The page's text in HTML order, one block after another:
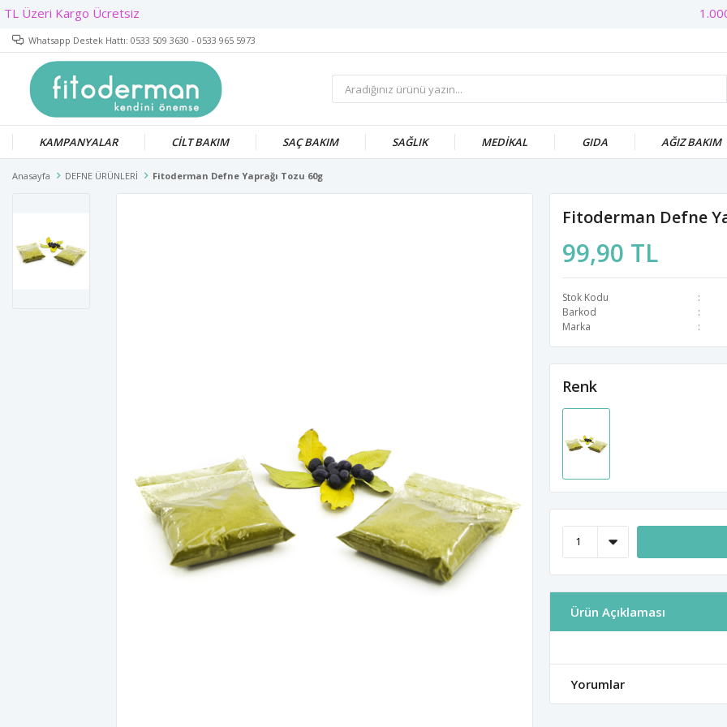
Whatsapp Destek Hattı: 0533 509 3630 - 0533 965 5973
KAMPANYALAR CİLT BAKIM SAÇ BAKIM SAĞLIK MEDİKAL GIDA AĞIZ BAKIM
Anasayfa DEFNE ÜRÜNLERİ Fitoderman Defne Yaprağı Tozu 60g
Fitoderman Defne
99,90 TL
Stok Kodu
Barkod
Marka
Renk
Ürün Açıklaması
Yorumlar